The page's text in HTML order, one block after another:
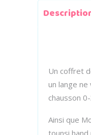
Un coffret
un lange
chausson
Ainsi que
tounsi